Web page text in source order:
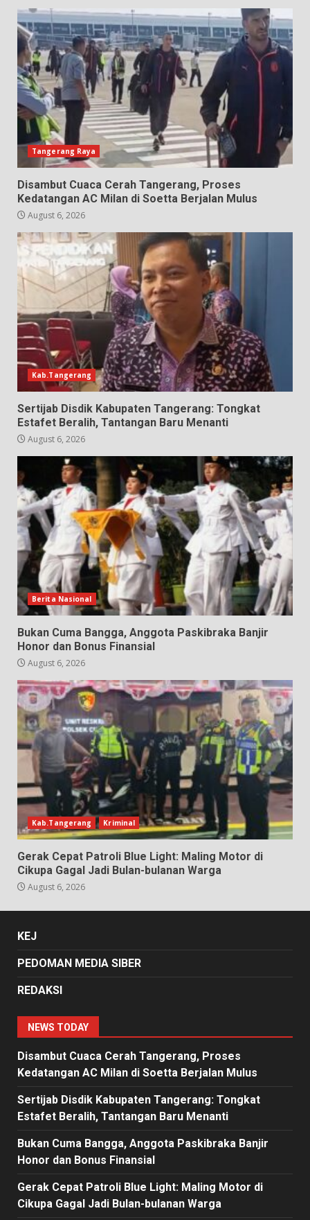
Tangerang Raya
Disambut Cuaca Cerah Tangerang, Proses
Kedatangan AC Milan di Soetta Berjalan Mulus
August 6, 2026
Kab.Tangerang
Sertijab Disdik Kabupaten Tangerang: Tongkat
Estafet Beralih, Tantangan Baru Menanti
August 6, 2026
Berita Nasional
Bukan Cuma Bangga, Anggota Paskibraka Banjir
Honor dan Bonus Finansial
August 6, 2026
Kab.Tangerang Kriminal
Gerak Cepat Patroli Blue Light: Maling Motor di
Cikupa Gagal Jadi Bulan-bulanan Warga
August 6, 2026
KEJ
PEDOMAN MEDIA SIBER
REDAKSI
NEWS TODAY
Disambut Cuaca Cerah Tangerang, Proses
Kedatangan AC Milan di Soetta Berjalan Mulus
Sertijab Disdik Kabupaten Tangerang: Tongkat
Estafet Beralih, Tantangan Baru Menanti
Bukan Cuma Bangga, Anggota Paskibraka Banjir
Honor dan Bonus Finansial
Gerak Cepat Patroli Blue Light: Maling Motor di
Cikupa Gagal Jadi Bulan-bulanan Warga